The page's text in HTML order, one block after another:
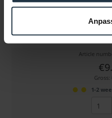
Osprey 700e
Winkelträger Volle
Article
Gross:
1-2